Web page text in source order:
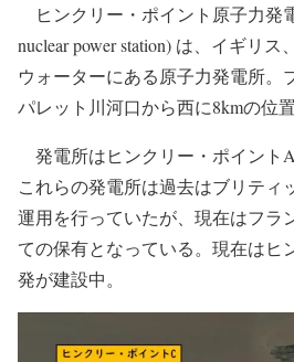
ヒンクリー・ポイント原子力発
nuclear power station) は、イギリ
ウォーターにある原子力発電所。
パレット川河口から西に8kmの位置
発電所はヒンクリー・ポイント
これらの発電所は過去はブリティ
運用を行っていたが、現在はフラ
ての保有となっている。現在はヒ
発が建設中。